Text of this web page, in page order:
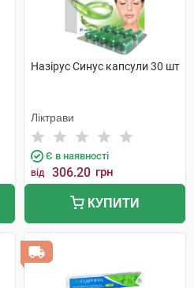
Назірус Синус капсули 30 шт
Ліктрави
Є в наявності
від 306.20 грн
КУПИТИ